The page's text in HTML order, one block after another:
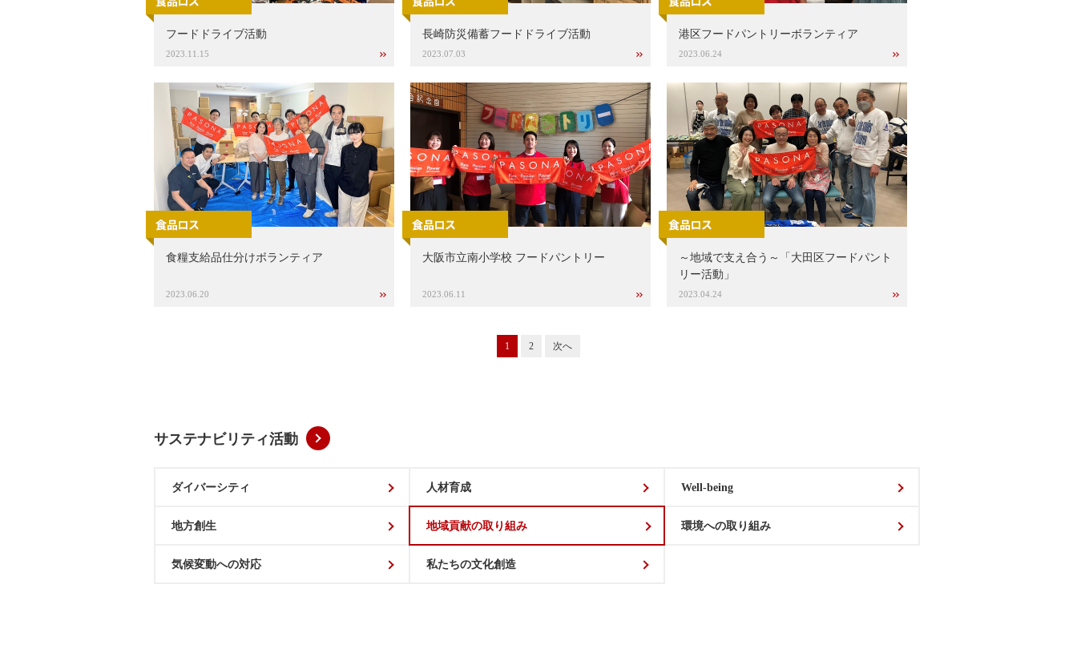
フードドライブ活動
2023.11.15
長崎防災備蓄フードドライブ活動
2023.07.03
港区フードパントリーボランティア
2023.06.24
食糧支給品仕分けボランティア
2023.06.20
大阪市立南小学校 フードパントリー
2023.06.11
～地域で支え合う～「大田区フードパント
リー活動」
2023.04.24
1 2 次へ
サステナビリティ活動
ダイバーシティ 人材育成 Well-being
地方創生 地域貢献の取り組み 環境への取り組み
気候変動への対応 私たちの文化創造